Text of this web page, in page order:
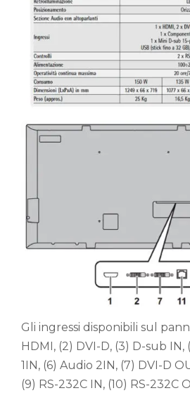
Gli ingressi disponibili sul
HDMI, (2) DVI-D, (3) D-sub IN,
1IN, (6) Audio 2IN, (7) DVI-D
(9) RS-232C IN, (10) RS-232C